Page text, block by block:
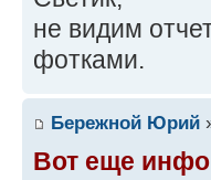
не видим
фотками.
Бережной Юрий
Вот еще